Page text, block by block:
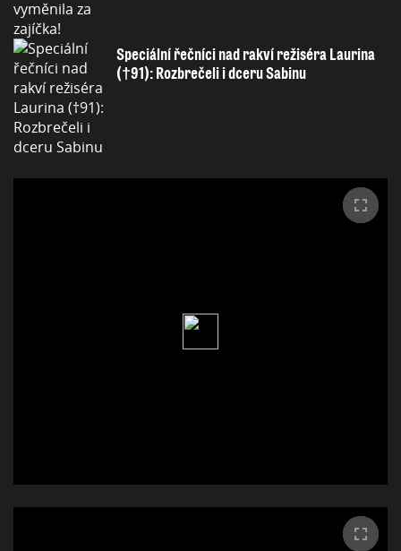
Speciální řečníci nad rakví režiséra Laurina
(†91): Rozbrečeli i dceru Sabinu